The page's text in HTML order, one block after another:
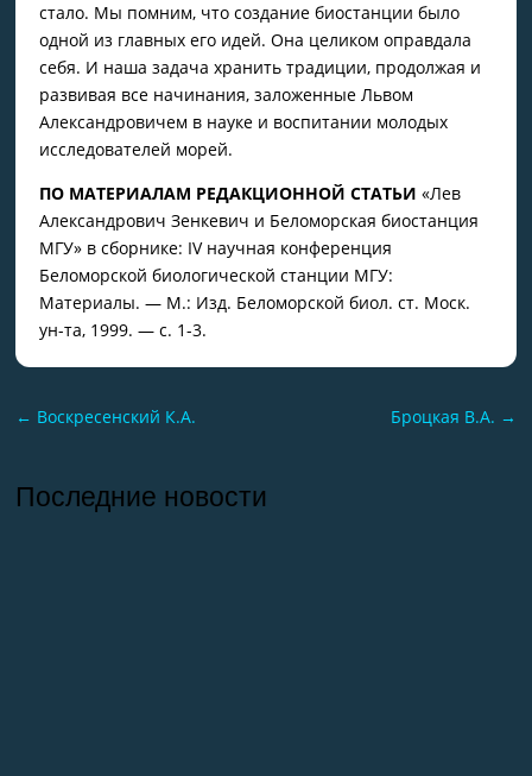
стало. Мы помним, что создание биостанции было
одной из главных его идей. Она целиком оправ­дала
себя. И наша задача хранить традиции, продолжая и
развивая все начинания, заложенные Львом
Александровичем в науке и воспитании молодых
исследователей морей.
ПО МАТЕРИАЛАМ РЕДАКЦИОННОЙ СТАТЬИ «Лев
Александрович Зенкевич и Беломорская биостанция
МГУ» в сборнике: IV научная конференция
Беломорской биологической станции МГУ:
Материалы. — М.: Изд. Беломорской биол. ст. Моск.
ун-та, 1999. — с. 1-3.
← Воскресенский К.А. Броцкая В.А. →
Последние новости